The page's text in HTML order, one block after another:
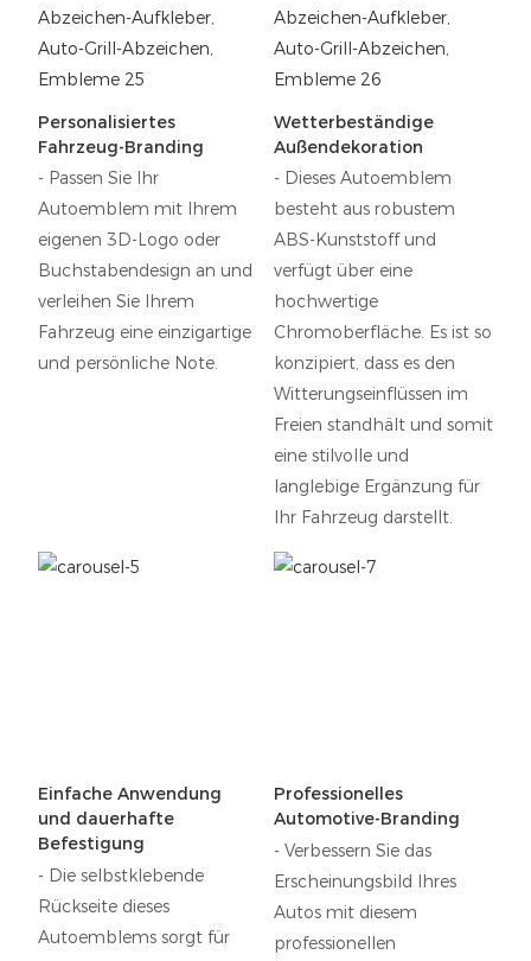
Personalisiertes
Fahrzeug-Branding
- Passen Sie Ihr
Autoemblem mit Ihrem
eigenen 3D-Logo oder
Buchstabendesign an und
verleihen Sie Ihrem
Fahrzeug eine einzigartige
und persönliche Note.
Wetterbeständige
Außendekoration
- Dieses Autoemblem
besteht aus robustem
ABS-Kunststoff und
verfügt über eine
hochwertige
Chromoberfläche. Es ist so
konzipiert, dass es den
Witterungseinflüssen im
Freien standhält und somit
eine stilvolle und
langlebige Ergänzung für
Ihr Fahrzeug darstellt.
Einfache Anwendung
und dauerhafte
Befestigung
- Die selbstklebende
Rückseite dieses
Autoemblems sorgt für
Professionelles
Automotive-Branding
- Verbessern Sie das
Erscheinungsbild Ihres
Autos mit diesem
professionellen